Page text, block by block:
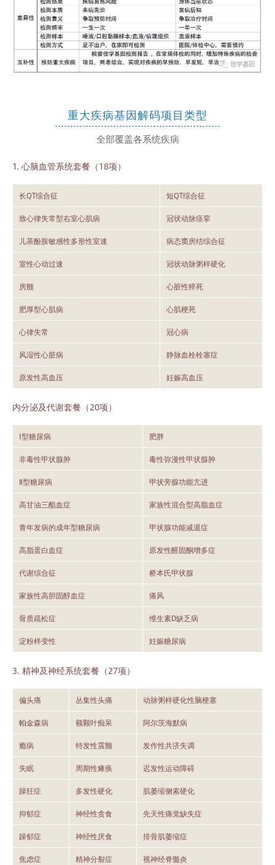
重大疾病基因解码项目类型
全部覆盖各系统疾病
1. 心脑血管系统套餐（18项）
长QT综合征 短QT综合征
致心律失常型右室心肌病 冠状动脉痉挛
儿茶酚胺敏感性多形性室速 病态窦房结综合征
室性心动过速 冠状动脉粥样硬化
房颤 心脏性猝死
肥厚型心肌病 心肌梗死
心律失常 冠心病
风湿性心脏病 静脉血栓栓塞症
原发性高血压 妊娠高血压
内分泌及代谢套餐（20项）
Ⅰ型糖尿病 肥胖
非毒性甲状腺肿 毒性弥漫性甲状腺肿
Ⅱ型糖尿病 甲状旁腺功能亢进
高甘油三酯血症 家族性混合型高脂血症
青年发病的成年型糖尿病 甲状腺功能减退症
高脂蛋白血症 原发性醛固酮增多症
代谢综合征 桥本氏甲状腺
家族性高胆固醇血症 痛风
骨质疏松症 维生素D缺乏病
淀粉样变性 妊娠糖尿病
3. 精神及神经系统套餐（27项）
偏头痛 丛集性头痛 动脉粥样硬化性脑梗塞
帕金森病 额颗叶痴呆 阿尔茨海默病
瘾病 特发性震颤 发作性共济失调
失眠 周期性瘫痪 迟发性运动障碍
躁狂症 多发性硬化 肌萎缩侧索硬化
抑郁症 神经性贪食 先天性痛觉缺失症
躁郁症 神经性厌食 排骨肌萎缩症
焦虑症 精神分裂症 视神经脊髓炎